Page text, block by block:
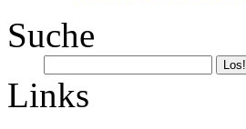
Suche
Links